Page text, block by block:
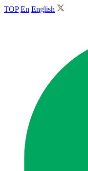
TOP En English